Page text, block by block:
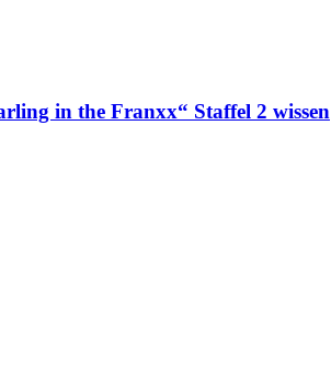
in the Franxx“ Staffel 2 wissen